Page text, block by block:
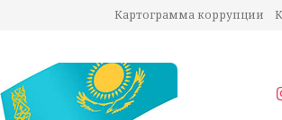
Картограмма коррупции